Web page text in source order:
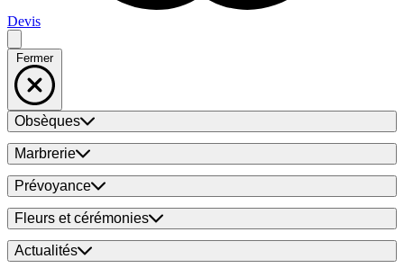
Devis
Fermer
Obsèques
Marbrerie
Prévoyance
Fleurs et cérémonies
Actualités